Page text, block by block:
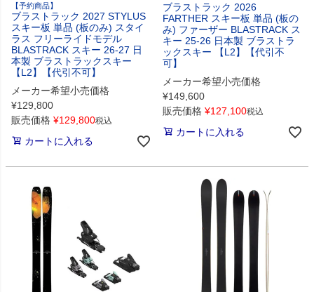
【予約商品】
ブラストラック 2027 STYLUS
スキー板 単品 (板のみ) スタイ
ラス フリーライドモデル
BLASTRACK スキー 26-27 日
本製 ブラストラックスキー
【L2】【代引不可】
メーカー希望小売価格
¥129,800
販売価格 ¥129,800税込
カートに入れる
ブラストラック 2026
FARTHER スキー板 単品 (板の
み) ファーザー BLASTRACK ス
キー 25-26 日本製 ブラストラ
ックスキー 【L2】【代引不
可】
メーカー希望小売価格
¥149,600
販売価格 ¥127,100税込
カートに入れる